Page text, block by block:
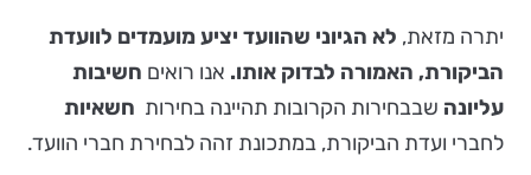
יתרה מזאת, לא הגיוני שהוועד יציע מועמדים לוועדת
הביקורת, האמורה לבדוק אותו. אנו רואים חשיבות
עליונה שבבחירות הקרובות תהיינה בחירות חשאיות
לחברי ועדת הביקורת, במתכונת זהה לבחירת חברי הוועד.